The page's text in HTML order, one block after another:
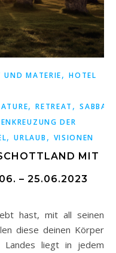
UND MATERIE,HOTEL
,RETREAT ,
DER W
,URLAUB , VISIONEN
MIT
– 25.06.2023
diese deinen Körper
liegt in jedem